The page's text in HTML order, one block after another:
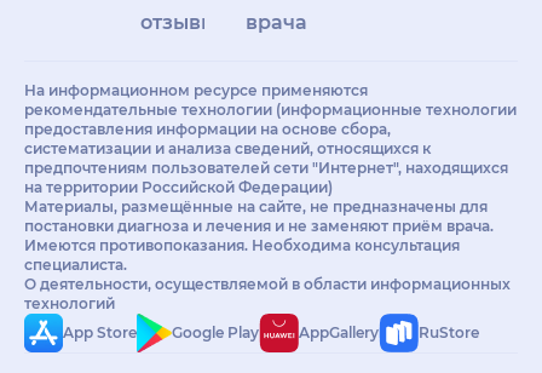
отзывы
врачам
На информационном ресурсе применяются
рекомендательные технологии (информационные технологии
предоставления информации на основе сбора,
систематизации и анализа сведений, относящихся к
предпочтениям пользователей сети "Интернет", находящихся
на территории Российской Федерации)
Материалы, размещённые на сайте, не предназначены для
постановки диагноза и лечения и не заменяют приём врача.
Имеются противопоказания. Необходима консультация
специалиста.
О деятельности, осуществляемой в области информационных
технологий
App Store
Google Play AppGallery RuStore